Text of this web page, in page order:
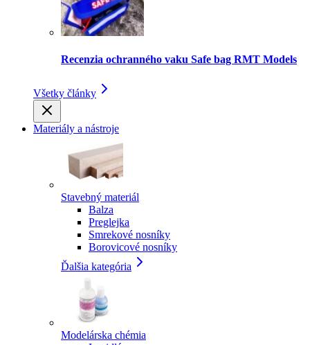
Recenzia ochranného vaku Safe bag RMT Models
Všetky články
Materiály a nástroje
Stavebný materiál
Balza
Preglejka
Smrekové nosníky
Borovicové nosníky
Ďalšia kategória
Modelárska chémia